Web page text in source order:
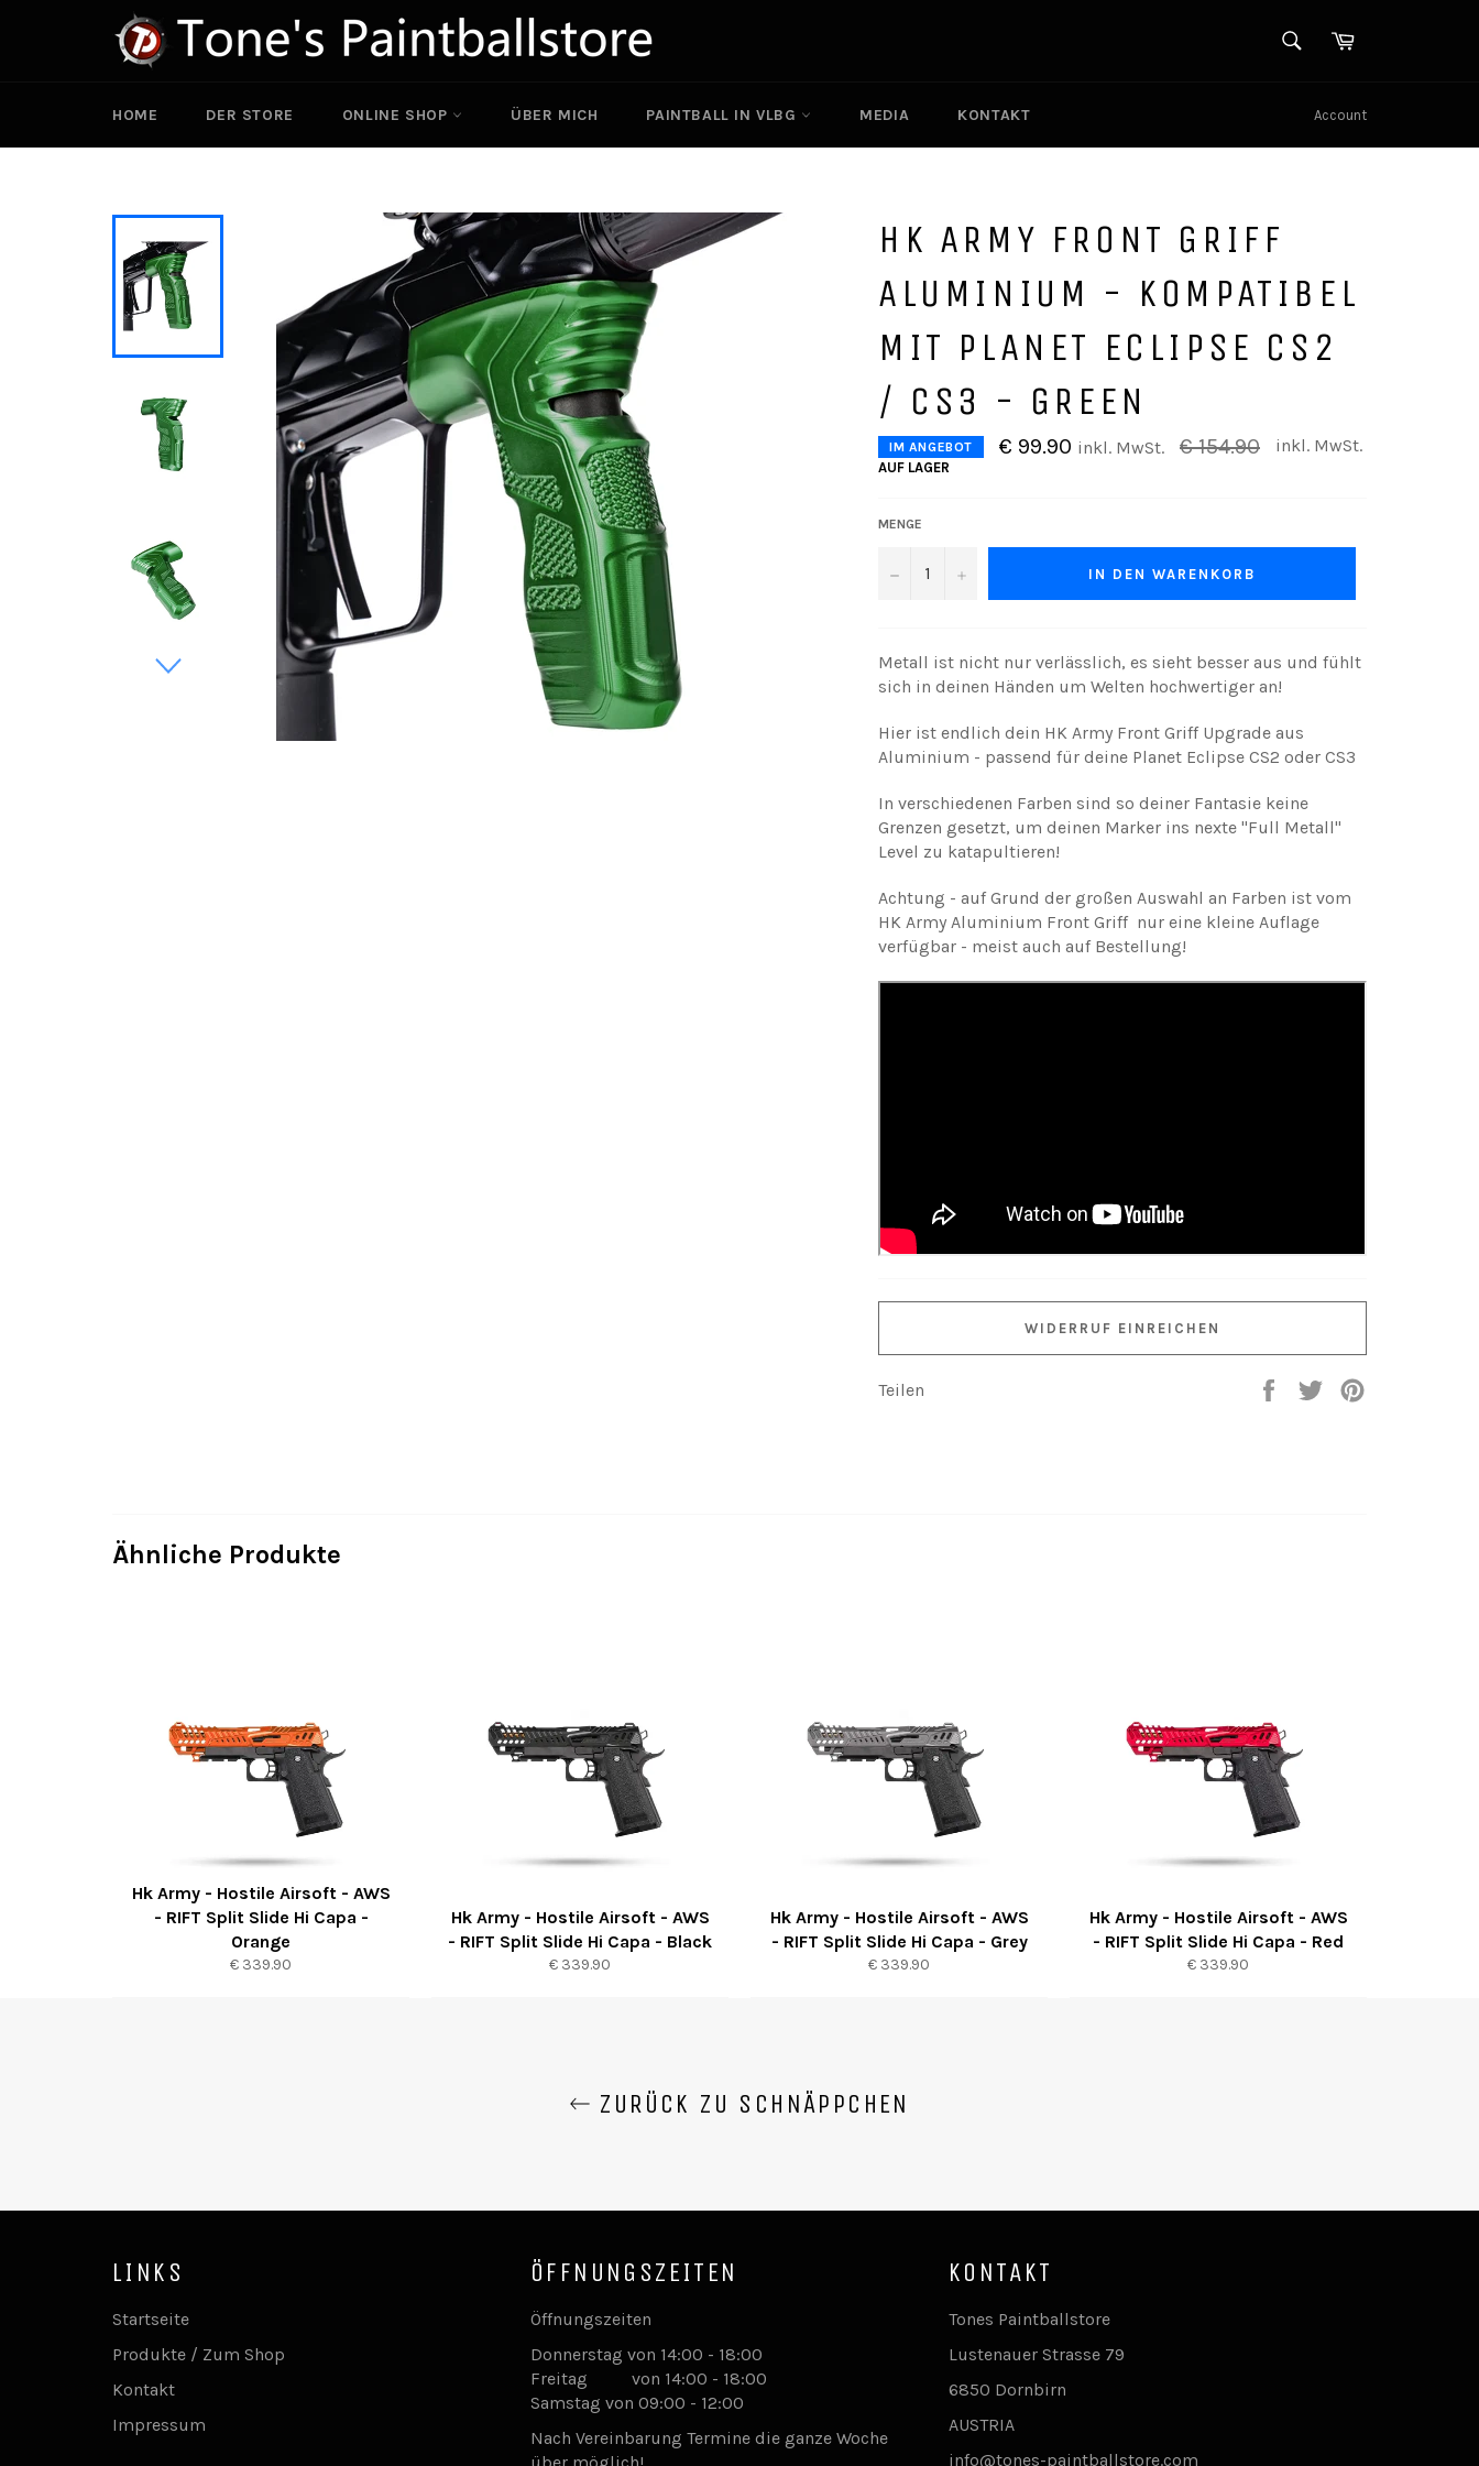
SUCHENWarenkorb
HOME DER STORE ONLINE SHOP ÜBER MICH PAINTBALL IN VLBG MEDIA KONTAKT Account
HK ARMY FRONT GRIFF
ALUMINIUM - KOMPATIBEL
MIT PLANET ECLIPSE CS2
/ CS3 - GREEN
IM ANGEBOT € 99.90 inkl. MwSt.
Normaler
Preis
€ 154.90 inkl. MwSt.
AUF LAGER
MENGE
− + IN DEN WARENKORB
Metall ist nicht nur verlässlich, es sieht besser aus und fühlt
sich in deinen Händen um Welten hochwertiger an!
Hier ist endlich dein HK Army Front Griff Upgrade aus
Aluminium - passend für deine Planet Eclipse CS2 oder CS3
In verschiedenen Farben sind so deiner Fantasie keine
Grenzen gesetzt, um deinen Marker ins nexte "Full Metall"
Level zu katapultieren!
Achtung - auf Grund der großen Auswahl an Farben ist vom
HK Army Aluminium Front Griff nur eine kleine Auflage
verfügbar - meist auch auf Bestellung!
WIDERRUF EINREICHEN
Teilen
Auf
Auf
Ähnliche Produkte
Hk Army - Hostile Airsoft - AWS
- RIFT Split Slide Hi Capa -
Orange
Normaler
€ 339.90
Hk Army - Hostile Airsoft - AWS
- RIFT Split Slide Hi Capa - Black
Normaler
€ 339.90
Hk Army - Hostile Airsoft - AWS
- RIFT Split Slide Hi Capa - Grey
Normaler
€ 339.90
Hk Army - Hostile Airsoft - AWS
- RIFT Split Slide Hi Capa - Red
Normaler
€ 339.90
ZURÜCK ZU SCHNÄPPCHEN
LINKS
Startseite
Produkte / Zum Shop
Kontakt
Impressum
ÖFFNUNGSZEITEN
Öffnungszeiten
Donnerstag von 14:00 - 18:00
Freitag von 14:00 - 18:00
Samstag von 09:00 - 12:00
Nach Vereinbarung Termine die ganze Woche
KONTAKT
Tones Paintballstore
Lustenauer Strasse 79
6850 Dornbirn
AUSTRIA
info@tones-paintballstore.com